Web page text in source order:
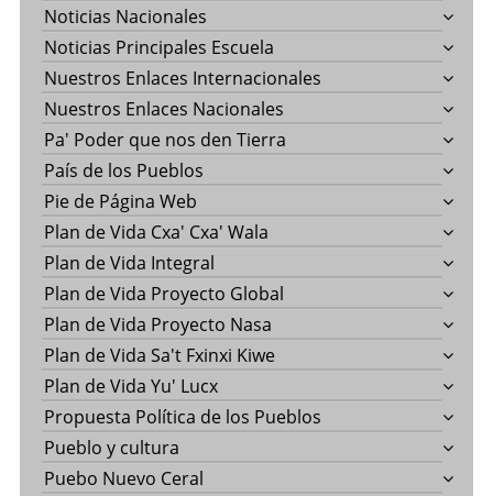
Noticias Nacionales
Noticias Principales Escuela
Nuestros Enlaces Internacionales
Nuestros Enlaces Nacionales
Pa' Poder que nos den Tierra
País de los Pueblos
Pie de Página Web
Plan de Vida Cxa' Cxa' Wala
Plan de Vida Integral
Plan de Vida Proyecto Global
Plan de Vida Proyecto Nasa
Plan de Vida Sa't Fxinxi Kiwe
Plan de Vida Yu' Lucx
Propuesta Política de los Pueblos
Pueblo y cultura
Puebo Nuevo Ceral